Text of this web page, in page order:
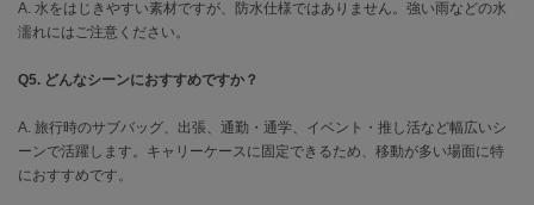
ファーファー
gelato pique
ジェラート ピケ
A. 水をはじきやすい素材ですが、防水仕様ではありません。強い雨などの水
濡れにはご注意ください。
Q5. どんなシーンにおすすめですか？
A. 旅行時のサブバッグ、出張、通勤・通学、イベント・推し活など幅広いシ
ーンで活躍します。キャリーケースに固定できるため、移動が多い場面に特
におすすめです。